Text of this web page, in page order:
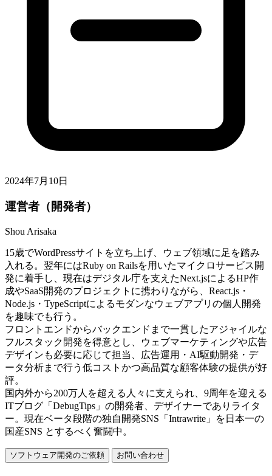
2024年7月10日
運営者（開発者）
Shou Arisaka
15歳でWordPressサイトを立ち上げ、ウェブ領域に足を踏み
入れる。翌年にはRuby on Railsを用いたマイクロサービス開
発に着手し、現在はデジタル庁を支えたNext.jsによるHP作
成やSaaS開発のプロジェクトに携わりながら、React.js・
Node.js・TypeScriptによるモダンなウェブアプリの個人開発
を趣味でも行う。
フロントエンドからバックエンドまで一貫したアジャイルな
フルスタック開発を得意とし、ウェブマーケティングや広告
デザインも必要に応じて担当、広告運用・AI駆動開発・デ
ータ分析まで行う低コストかつ高品質な顧客体験の提供が好
評。
国内外から200万人を超える人々に支えられ、9周年を迎える
ITブログ「DebugTips」の開発者、デザイナーでありライタ
ー。現在ベータ段階の独自開発SNS「Intrawrite」を日本一の
国産SNS とするべく奮闘中。
ソフトウェア開発のご依頼 お問い合わせ